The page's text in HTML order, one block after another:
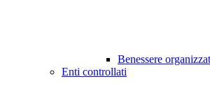
Benessere
Enti controllati